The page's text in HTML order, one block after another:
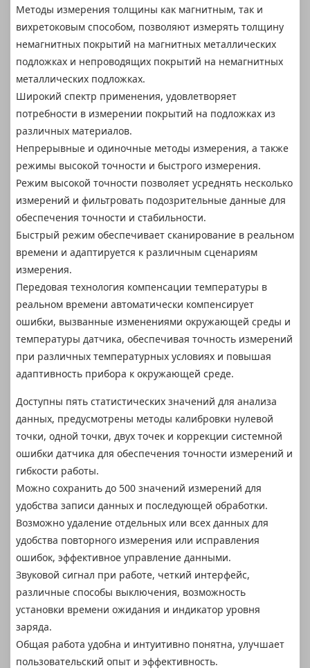
Методы измерения толщины как магнитным, так и
вихретоковым способом, позволяют измерять толщину
немагнитных покрытий на магнитных металлических
подложках и непроводящих покрытий на немагнитных
металлических подложках.
Широкий спектр применения, удовлетворяет
потребности в измерении покрытий на подложках из
различных материалов.
Непрерывные и одиночные методы измерения, а также
режимы высокой точности и быстрого измерения.
Режим высокой точности позволяет усреднять несколько
измерений и фильтровать подозрительные данные для
обеспечения точности и стабильности.
Быстрый режим обеспечивает сканирование в реальном
времени и адаптируется к различным сценариям
измерения.
Передовая технология компенсации температуры в
реальном времени автоматически компенсирует
ошибки, вызванные изменениями окружающей среды и
температуры датчика, обеспечивая точность измерений
при различных температурных условиях и повышая
адаптивность прибора к окружающей среде.
Доступны пять статистических значений для анализа
данных, предусмотрены методы калибровки нулевой
точки, одной точки, двух точек и коррекции системной
ошибки датчика для обеспечения точности измерений и
гибкости работы.
Можно сохранить до 500 значений измерений для
удобства записи данных и последующей обработки.
Возможно удаление отдельных или всех данных для
удобства повторного измерения или исправления
ошибок, эффективное управление данными.
Звуковой сигнал при работе, четкий интерфейс,
различные способы выключения, возможность
установки времени ожидания и индикатор уровня
заряда.
Общая работа удобна и интуитивно понятна, улучшает
пользовательский опыт и эффективность.